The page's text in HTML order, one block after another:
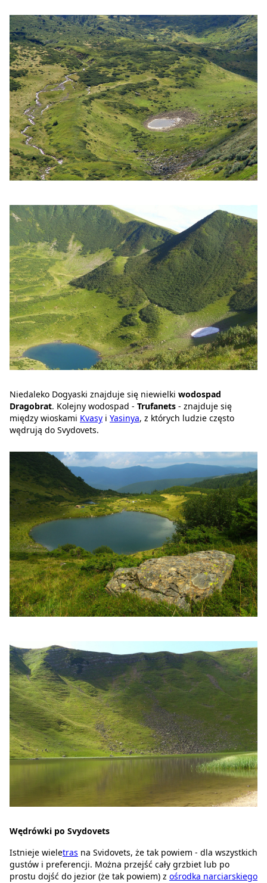
Niedaleko Dogyaski znajduje się niewielki wodospad
Dragobrat. Kolejny wodospad - Trufanets - znajduje się
między wioskami Kvasy i Yasinya, z których ludzie często
wędrują do Svydovets.
Wędrówki po Svydovets
Istnieje wieletras na Svidovets, że tak powiem - dla wszystkich
gustów i preferencji. Można przejść cały grzbiet lub po
prostu dojść do jezior (że tak powiem) z ośrodka narciarskiego